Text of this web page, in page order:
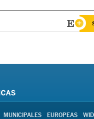
MUNICIPALES EUROPEAS